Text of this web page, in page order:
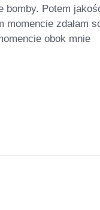
bomby. Potem
momencie zdałam
obok mnie